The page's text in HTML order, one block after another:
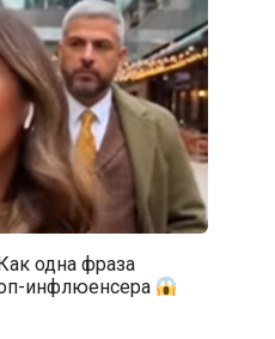
одна фраза
инфлюенсера